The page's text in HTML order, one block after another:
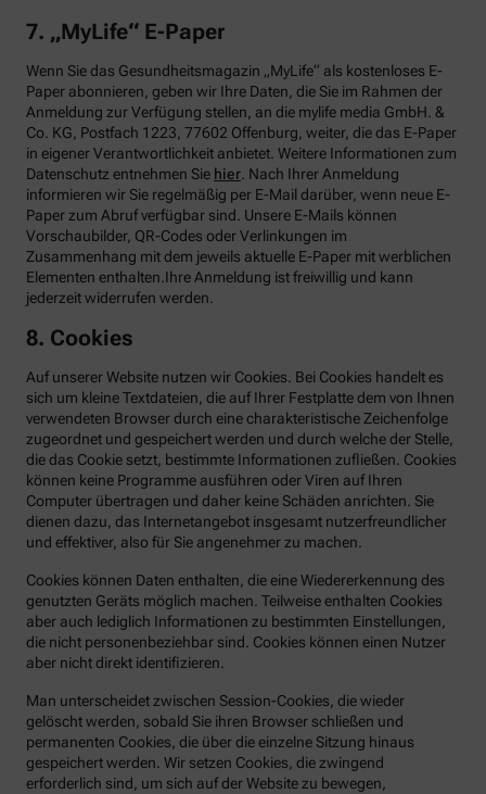
7. „MyLife“ E-Paper
Wenn Sie das Gesundheitsmagazin „MyLife“ als kostenloses E-
Paper abonnieren, geben wir Ihre Daten, die Sie im Rahmen der
Anmeldung zur Verfügung stellen, an die mylife media GmbH. &
Co. KG, Postfach 1223, 77602 Offenburg, weiter, die das E-Paper
in eigener Verantwortlichkeit anbietet. Weitere Informationen zum
Datenschutz entnehmen Sie hier . Nach Ihrer Anmeldung
informieren wir Sie regelmäßig per E-Mail darüber, wenn neue E-
Paper zum Abruf verfügbar sind. Unsere E-Mails können
Vorschaubilder, QR-Codes oder Verlinkungen im
Zusammenhang mit dem jeweils aktuelle E-Paper mit werblichen
Elementen enthalten.Ihre Anmeldung ist freiwillig und kann
jederzeit widerrufen werden.
8. Cookies
Auf unserer Website nutzen wir Cookies. Bei Cookies handelt es
sich um kleine Textdateien, die auf Ihrer Festplatte dem von Ihnen
verwendeten Browser durch eine charakteristische Zeichenfolge
zugeordnet und gespeichert werden und durch welche der Stelle,
die das Cookie setzt, bestimmte Informationen zufließen. Cookies
können keine Programme ausführen oder Viren auf Ihren
Computer übertragen und daher keine Schäden anrichten. Sie
dienen dazu, das Internetangebot insgesamt nutzerfreundlicher
und effektiver, also für Sie angenehmer zu machen.
Cookies können Daten enthalten, die eine Wiedererkennung des
genutzten Geräts möglich machen. Teilweise enthalten Cookies
aber auch lediglich Informationen zu bestimmten Einstellungen,
die nicht personenbeziehbar sind. Cookies können einen Nutzer
aber nicht direkt identifizieren.
Man unterscheidet zwischen Session-Cookies, die wieder
gelöscht werden, sobald Sie ihren Browser schließen und
permanenten Cookies, die über die einzelne Sitzung hinaus
gespeichert werden. Wir setzen Cookies, die zwingend
erforderlich sind, um sich auf der Website zu bewegen,